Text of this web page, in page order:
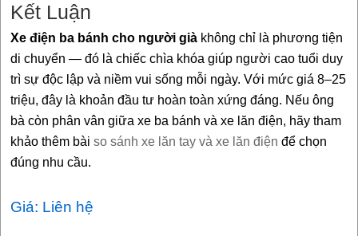
Kết Luận
Xe điện ba bánh cho người già không chỉ là phương tiện
di chuyển — đó là chiếc chìa khóa giúp người cao tuổi duy
trì sự độc lập và niềm vui sống mỗi ngày. Với mức giá 8–25
triệu, đây là khoản đầu tư hoàn toàn xứng đáng. Nếu ông
bà còn phân vân giữa xe ba bánh và xe lăn điện, hãy tham
khảo thêm bài so sánh xe lăn tay và xe lăn điện để chọn
đúng nhu cầu.
Giá: Liên hệ